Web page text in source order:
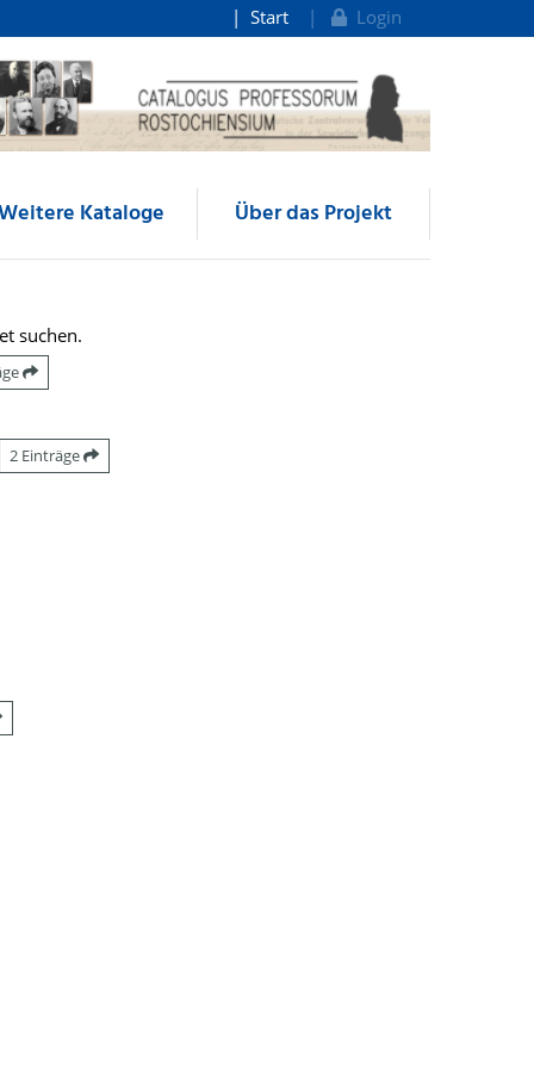
Start Login
Kataloge Über das Projekt
suchen.
2 Einträge